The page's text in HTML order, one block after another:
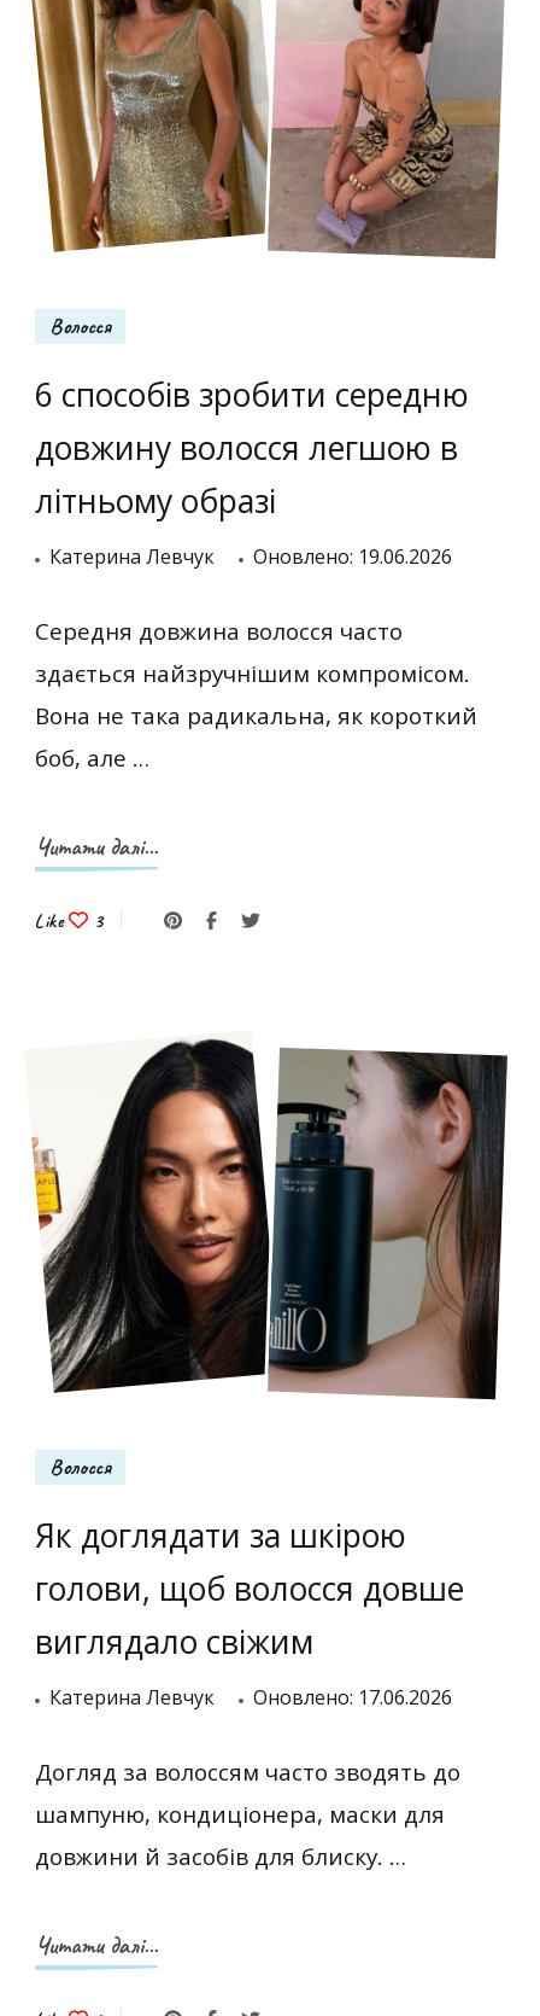
Волосся
6 способів зробити середню
довжину волосся легшою в
літньому образі
Катерина Левчук Оновлено: 19.06.2026
Середня довжина волосся часто
здається найзручнішим компромісом.
Вона не така радикальна, як короткий
боб, але …
Читати далі...
Like 3
Волосся
Як доглядати за шкірою
голови, щоб волосся довше
виглядало свіжим
Катерина Левчук Оновлено: 17.06.2026
Догляд за волоссям часто зводять до
шампуню, кондиціонера, маски для
довжини й засобів для блиску. …
Читати далі...